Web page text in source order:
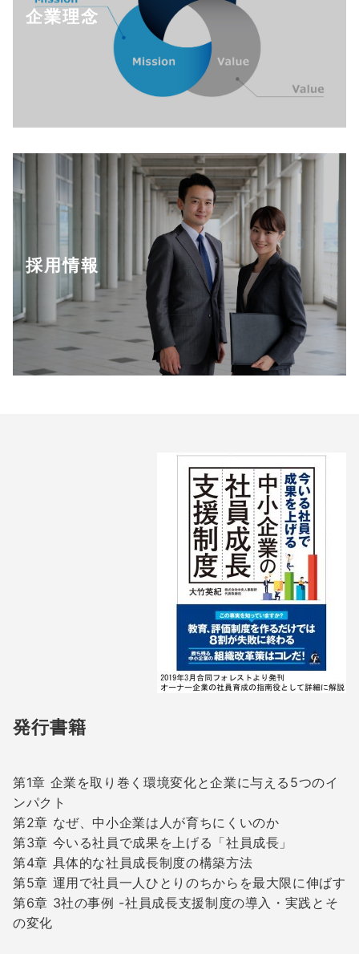
企業理念
採用情報
発行書籍
第1章 企業を取り巻く環境変化と企業に与える5つのイ
ンパクト
第2章 なぜ、中小企業は人が育ちにくいのか
第3章 今いる社員で成果を上げる「社員成長」
第4章 具体的な社員成長制度の構築方法
第5章 運用で社員一人ひとりのちからを最大限に伸ばす
第6章 3社の事例 -社員成長支援制度の導入・実践とそ
の変化